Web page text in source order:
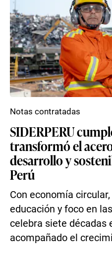
SIDERPERU
transformó el
desarrollo y
Perú
Con economía
educación y foco en
celebra siete décadas
acompañado el
Notas contratadas